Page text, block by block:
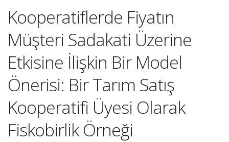
Kooperatiflerde Fiyatın
Müşteri Sadakati Üzerine
Etkisine İlişkin Bir Model
Önerisi: Bir Tarım Satış
Kooperatifi Üyesi Olarak
Fiskobirlik Örneği